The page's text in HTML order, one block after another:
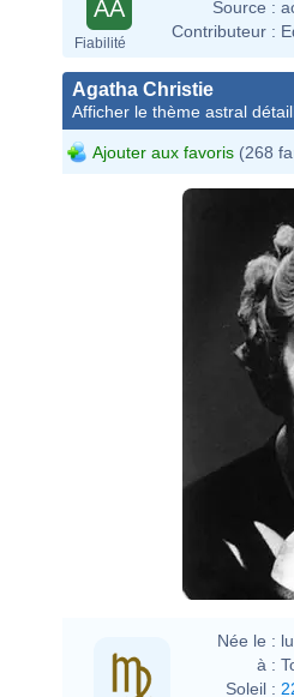
AA
Fiabilité
Source :
Contributeur :
Agatha Christie
Afficher le thème astral
Ajouter aux favoris (268
Née le :
à :
Soleil :